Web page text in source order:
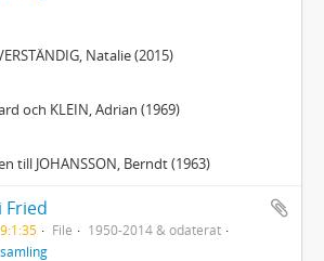
Natalie (2015)
och KLEIN, Adrian (1969)
till JOHANSSON, Berndt (1963)
Fried
File
1950-2014 & odaterat